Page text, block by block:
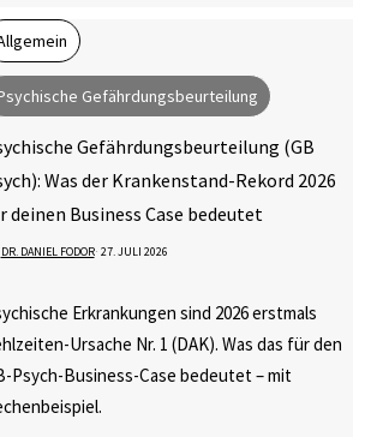
Gefährdungsbeurteilung
Gefährdungsbeurteilung (GB
Was der Krankenstand-Rekord 2026
deinen Business Case bedeutet
DR. DANIEL FODOR⋅ 27. JULI 2026
Erkrankungen sind 2026 erstmals
Ursache Nr. 1 (DAK). Was das für den
Psych-Business-Case bedeutet – mit